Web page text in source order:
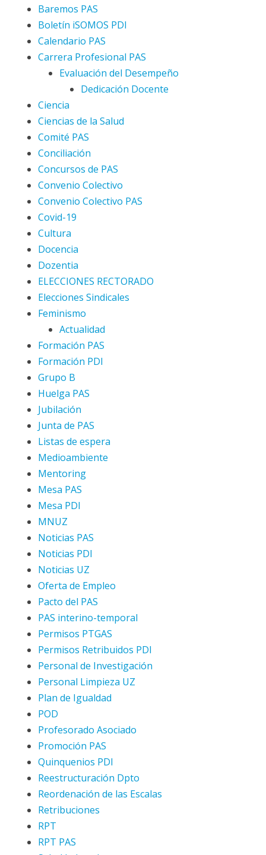
Baremos PAS
Boletín iSOMOS PDI
Calendario PAS
Carrera Profesional PAS
Evaluación del Desempeño
Dedicación Docente
Ciencia
Ciencias de la Salud
Comité PAS
Conciliación
Concursos de PAS
Convenio Colectivo
Convenio Colectivo PAS
Covid-19
Cultura
Docencia
Dozentia
ELECCIONES RECTORADO
Elecciones Sindicales
Feminismo
Actualidad
Formación PAS
Formación PDI
Grupo B
Huelga PAS
Jubilación
Junta de PAS
Listas de espera
Medioambiente
Mentoring
Mesa PAS
Mesa PDI
MNUZ
Noticias PAS
Noticias PDI
Noticias UZ
Oferta de Empleo
Pacto del PAS
PAS interino-temporal
Permisos PTGAS
Permisos Retribuidos PDI
Personal de Investigación
Personal Limpieza UZ
Plan de Igualdad
POD
Profesorado Asociado
Promoción PAS
Quinquenios PDI
Reestructuración Dpto
Reordenación de las Escalas
Retribuciones
RPT
RPT PAS